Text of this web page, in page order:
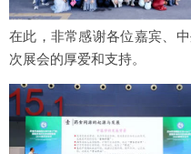
在此，非常感谢各位嘉宾、
次展会的厚爱和支持。